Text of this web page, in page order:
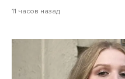
11 часов назад